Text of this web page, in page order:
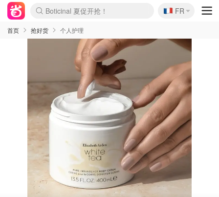
4折！lulu周四疯狂上新
还没结束！&OtherStories大促
Joybuy变相75折 随时失效
速领！Stanley独家85折
疑似霸哥！Camper额外叠85折
Zalando 奥莱闪促！每日更新
Moncler反季囤！5折起+叠9折
Coach Brooklyn仅€192
🇫🇷
FR
首页 抢好货 个人护理